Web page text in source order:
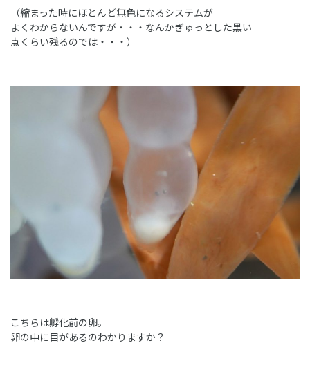
（縮まった時にほとんど無色になるシステムが
よくわからないんですが・・・なんかぎゅっとした黒い
点くらい残るのでは・・・）
こちらは孵化前の卵。
卵の中に目があるのわかりますか？